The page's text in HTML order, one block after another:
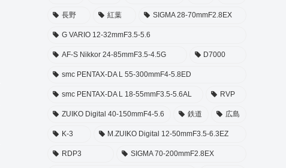
長野 紅葉 SIGMA 28-70mmF2.8EX
G VARIO 12-32mmF3.5-5.6
AF-S Nikkor 24-85mmF3.5-4.5G D7000
smc PENTAX-DA L 55-300mmF4-5.8ED
smc PENTAX-DA L 18-55mmF3.5-5.6AL RVP
ZUIKO Digital 40-150mmF4-5.6 鉄道 広島
K-3 M.ZUIKO Digital 12-50mmF3.5-6.3EZ
RDP3 SIGMA 70-200mmF2.8EX